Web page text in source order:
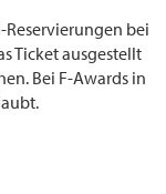
bei
Ticket ausgestellt
Bei F-Awards in